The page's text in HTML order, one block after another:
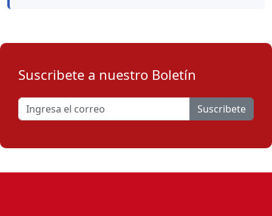
Suscribete a nuestro Boletín
Suscribete